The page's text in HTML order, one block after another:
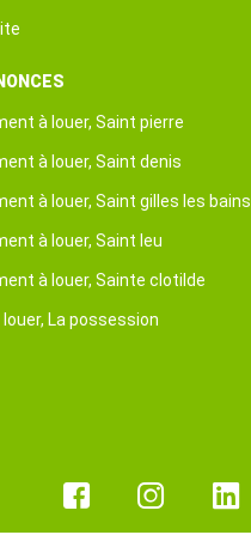
à louer, Saint pierre
à louer, Saint denis
à louer, Saint gilles les bains
à louer, Saint leu
à louer, Sainte clotilde
louer, La possession